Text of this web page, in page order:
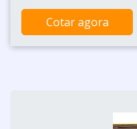
Cotar agora